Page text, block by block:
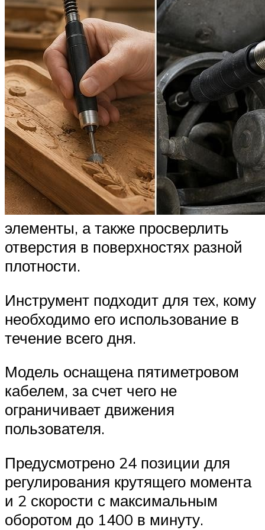
элементы, а также просверлить
отверстия в поверхностях разной
плотности.
Инструмент подходит для тех, кому
необходимо его использование в
течение всего дня.
Модель оснащена пятиметровом
кабелем, за счет чего не
ограничивает движения
пользователя.
Предусмотрено 24 позиции для
регулирования крутящего момента
и 2 скорости с максимальным
оборотом до 1400 в минуту.